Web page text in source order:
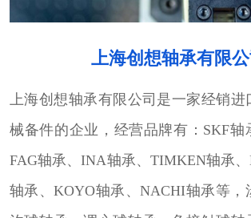
上海创想轴承有限公
上海创想轴承有限公司是一家经销
械备件的企业，经营品牌有：SKF轴
FAG轴承、INA轴承、TIMKEN轴承
轴承、KOYO轴承、NACHI轴承等，